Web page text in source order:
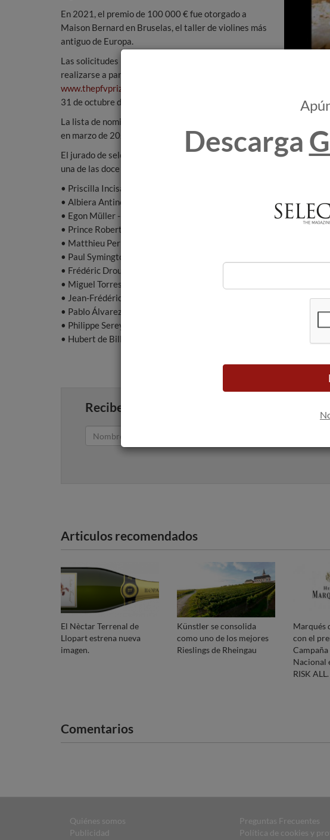
En 2021, el premio de 100 000 € fue otorgado a
Maison Bernard en Bruselas, el taller de violines más
antiguo de Europa.
Las solicitudes para el premio de PFV 2022 pueden
realizarse a partir del 14 de junio en
www.thepfvprize.com
31 de octubre de 2021.
La lista de nominados de PFV con las cinco empresas familiares
en marzo de 2022 se anunciará el ganador del premio PFV.
El jurado de selección para la lista de nominados de PFV y el Premio
una de las doce familias vinícolas de PFV:
• Priscilla Incisa della Rocchetta - Tenuta San Guido, Italia - Fundada
• Albiera Antinori - Marchesi Antinori, Italia - Fundada en 1385
• Egon Müller - Egon Müller Scharzhof, Alemania - Fundada en 1797
• Prince Robert of Luxembourg - Domaine Clarence Dillon, Francia -
• Matthieu Perrin - Famille Perrin, Francia - Fundada en 1909
• Paul Symington - Symington Family Estates, Portugal - Fundada en
• Frédéric Drouhin - Maison Joseph Drouhin, Francia - Fundada en
• Miguel Torres Maczassek - Familia Torres, España - Fundada en
• Jean-Frédéric Hugel - Famille Hugel, Francia - Fundada en 1639
• Pablo Álvarez - Vega Sicilia, España - Fundada en 1864
• Philippe Sereys de Rothschild - Baron Philippe de Rothschild,
• Hubert de Billy - Champagne Pol Roger, Francia - Fundada en 1849
Recibe artículos como este en tu bandeja de
Articulos recomendados
El Nèctar Terrenal de
Llopart estrena nueva
imagen.
Künstler se consolida
como uno de los mejores
Rieslings de Rheingau
Marqués
con el
Nacional
RISK ALL.
Comentarios
Quiénes somos
Publicidad
Preguntas Frecuentes
Política de cookies y
Descarga